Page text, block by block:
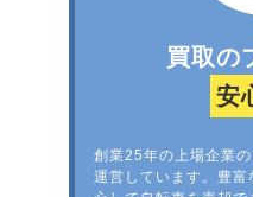
買取の
安
創業25年の上場企業
運営しています。豊